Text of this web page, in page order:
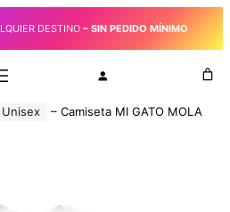
DESTINO– SIN PEDIDO MÍNIMO
– Camiseta MI GATO MOLA